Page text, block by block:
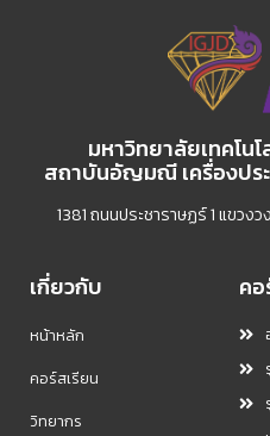
มหาวิทยาลัยเทคโน
สถาบันอัญมณี เครื่องประ
1381 ถนนประชาราษฏร์ 1 แขว
เกี่ยวกับ
หน้าหลัก
คอร์สเรียน
วิทยากร
คอ